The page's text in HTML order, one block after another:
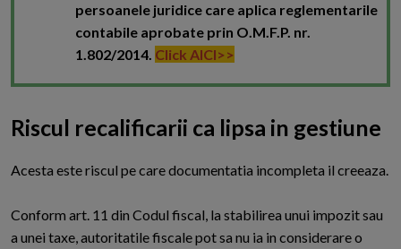
persoanele juridice care aplica reglementarile
contabile aprobate prin O.M.F.P. nr.
1.802/2014. Click AICI>>
Riscul recalificarii ca lipsa in gestiune
Acesta este riscul pe care documentatia incompleta il creeaza.
Conform art. 11 din Codul fiscal, la stabilirea unui impozit sau
a unei taxe, autoritatile fiscale pot sa nu ia in considerare o